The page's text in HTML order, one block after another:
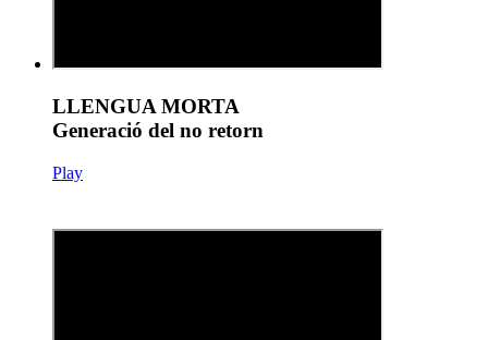
LLENGUA MORTA
Generació del no retorn
Play